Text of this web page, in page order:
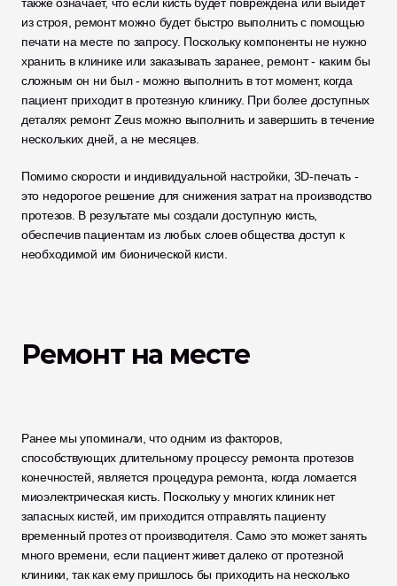
из строя, ремонт можно будет быстро выполнить с помощью
печати на месте по запросу. Поскольку компоненты не нужно
хранить в клинике или заказывать заранее, ремонт - каким бы
сложным он ни был - можно выполнить в тот момент, когда
пациент приходит в протезную клинику. При более доступных
деталях ремонт Zeus можно выполнить и завершить в течение
нескольких дней, а не месяцев.
Помимо скорости и индивидуальной настройки, 3D-печать -
это недорогое решение для снижения затрат на производство
протезов. В результате мы создали доступную кисть,
обеспечив пациентам из любых слоев общества доступ к
необходимой им бионической кисти.
Ремонт на месте
Ранее мы упоминали, что одним из факторов,
способствующих длительному процессу ремонта протезов
конечностей, является процедура ремонта, когда ломается
миоэлектрическая кисть. Поскольку у многих клиник нет
запасных кистей, им приходится отправлять пациенту
временный протез от производителя. Само это может занять
много времени, если пациент живет далеко от протезной
клиники, так как ему пришлось бы приходить на несколько